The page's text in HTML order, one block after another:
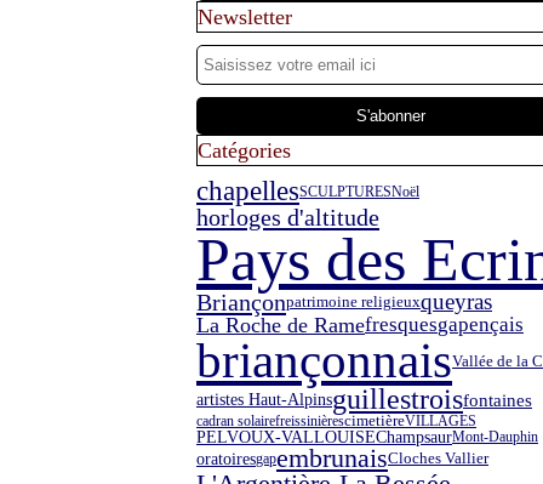
Newsletter
Catégories
chapellesSCULPTURESNoël
horloges d'altitude
Pays des
Briançonpatrimoine religieuxqueyras
La Roche de Ramefresquesgapençais
briançonnaisVallée de la
artistes Haut-Alpinsguillestroisfontaines
cadran solairefreissinièrescimetièreVILLAGES
PELVOUX-VALLOUISEChampsaurMont-Dauphin
oratoiresgapembrunaisCloches Vallier